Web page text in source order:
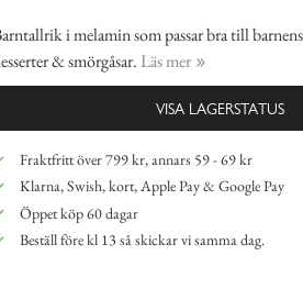
i melamin som passar bra till
& smörgåsar. Läs mer
VISA LAGERSTATUS
Fraktfritt över 799 kr, annars 59 - 69 kr
Klarna, Swish, kort, Apple Pay & Google Pay
Öppet köp 60 dagar
Beställ före kl 13 så skickar vi samma dag.